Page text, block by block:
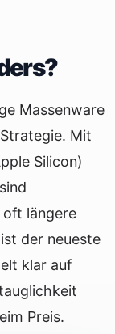
Massenware
Mit
Silicon)
oft längere
der neueste
klar auf
Preis.